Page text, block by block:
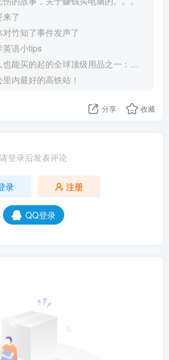
来了
对竹知了事件发声了
英语小tips
买的起的全球顶级用品之一：WD-40润滑除锈剂！
内最好的高铁站！
分享 收藏
请登录后发表评论
录 注册
QQ登录